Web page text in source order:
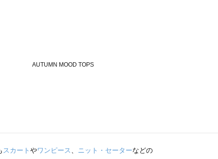
スカートやワンピース ニット・セーターなどの